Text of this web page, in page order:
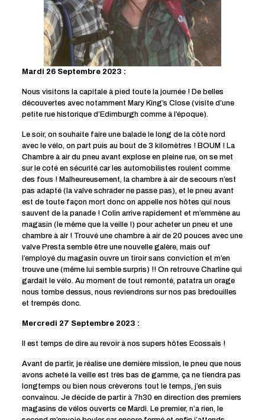
Mardi 26 Septembre 2023 :
Nous visitons la capitale à pied toute la journée ! De belles
découvertes avec notamment Mary King’s Close (visite d’une
petite rue historique d’Edimburgh comme à l’époque).
Le soir, on souhaite faire une balade le long de la côte nord
avec le vélo, on part puis au bout de 3 kilomètres ! BOUM ! La
Chambre à air du pneu avant explose en pleine rue, on se met
sur le coté en sécurité car les automobilistes roulent comme
des fous ! Malheureusement, la chambre à air de secours n’est
pas adapté (la valve schrader ne passe pas), et le pneu avant
est de toute façon mort donc on appelle nos hôtes qui nous
sauvent de la panade ! Colin arrive rapidement et m’emmène au
magasin (le même que la veille !) pour acheter un pneu et une
chambre à air ! Trouvé une chambre à air de 20 pouces avec une
valve Presta semble être une nouvelle galère, mais ouf
l’employé du magasin ouvre un tiroir sans conviction et m’en
trouve une (même lui semble surpris) !! On retrouve Charline qui
gardait le vélo. Au moment de tout remonté, patatra un orage
nous tombe dessus, nous reviendrons sur nos pas bredouilles
et trempés donc.
Mercredi 27 Septembre 2023 :
Il est temps de dire au revoir à nos supers hôtes Ecossais !
Avant de partir, je réalise une dernière mission, le pneu que nous
avons acheté la veille est très bas de gamme, ça ne tiendra pas
longtemps ou bien nous crèverons tout le temps, j’en suis
convaincu. Je décide de partir à 7h30 en direction des premiers
magasins de vélos ouverts ce Mardi. Le premier, n’a rien, le